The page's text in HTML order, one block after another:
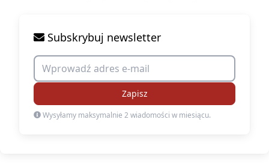
Subskrybuj newsletter
Zapisz
Wysyłamy maksymalnie 2 wiadomości w miesiącu.